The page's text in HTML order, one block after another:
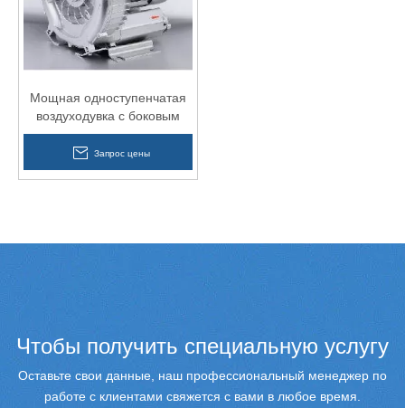
Мощная одноступенчатая
воздуходувка с боковым
каналом для центральной
подачи
Запрос цены
Чтобы получить специальную услугу
Оставьте свои данные, наш профессиональный менеджер по
работе с клиентами свяжется с вами в любое время.